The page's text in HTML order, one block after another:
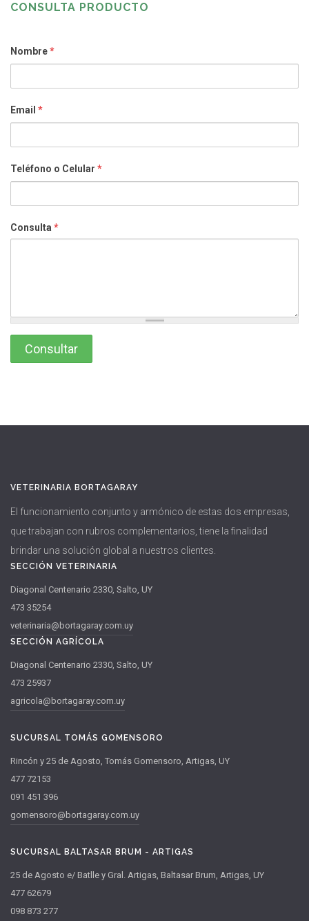
CONSULTA PRODUCTO
Nombre*
Email *
Teléfono o Celular *
Consulta *
VETERINARIA BORTAGARAY
El funcionamiento conjunto y armónico de estas dos empresas,
que trabajan con rubros complementarios, tiene la finalidad
brindar una solución global a nuestros clientes.
SECCIÓN VETERINARIA
Diagonal Centenario 2330, Salto, UY
473 35254
veterinaria@bortagaray.com.uy
SECCIÓN AGRÍCOLA
Diagonal Centenario 2330, Salto, UY
473 25937
agricola@bortagaray.com.uy
SUCURSAL TOMÁS GOMENSORO
Rincón y 25 de Agosto, Tomás Gomensoro, Artigas, UY
477 72153
091 451 396
gomensoro@bortagaray.com.uy
SUCURSAL BALTASAR BRUM - ARTIGAS
25 de Agosto e/ Batlle y Gral. Artigas, Baltasar Brum, Artigas, UY
477 62679
098 873 277